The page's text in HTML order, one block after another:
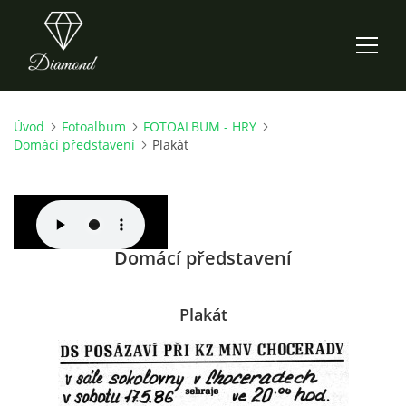
ÚVOD
O NÁS
CO NOVÉHO ZKOUŠÍME
Úvod Fotoalbum
FOTOALBUM - HRY
Domácí představení
Plakát
Domácí představení
Plakát